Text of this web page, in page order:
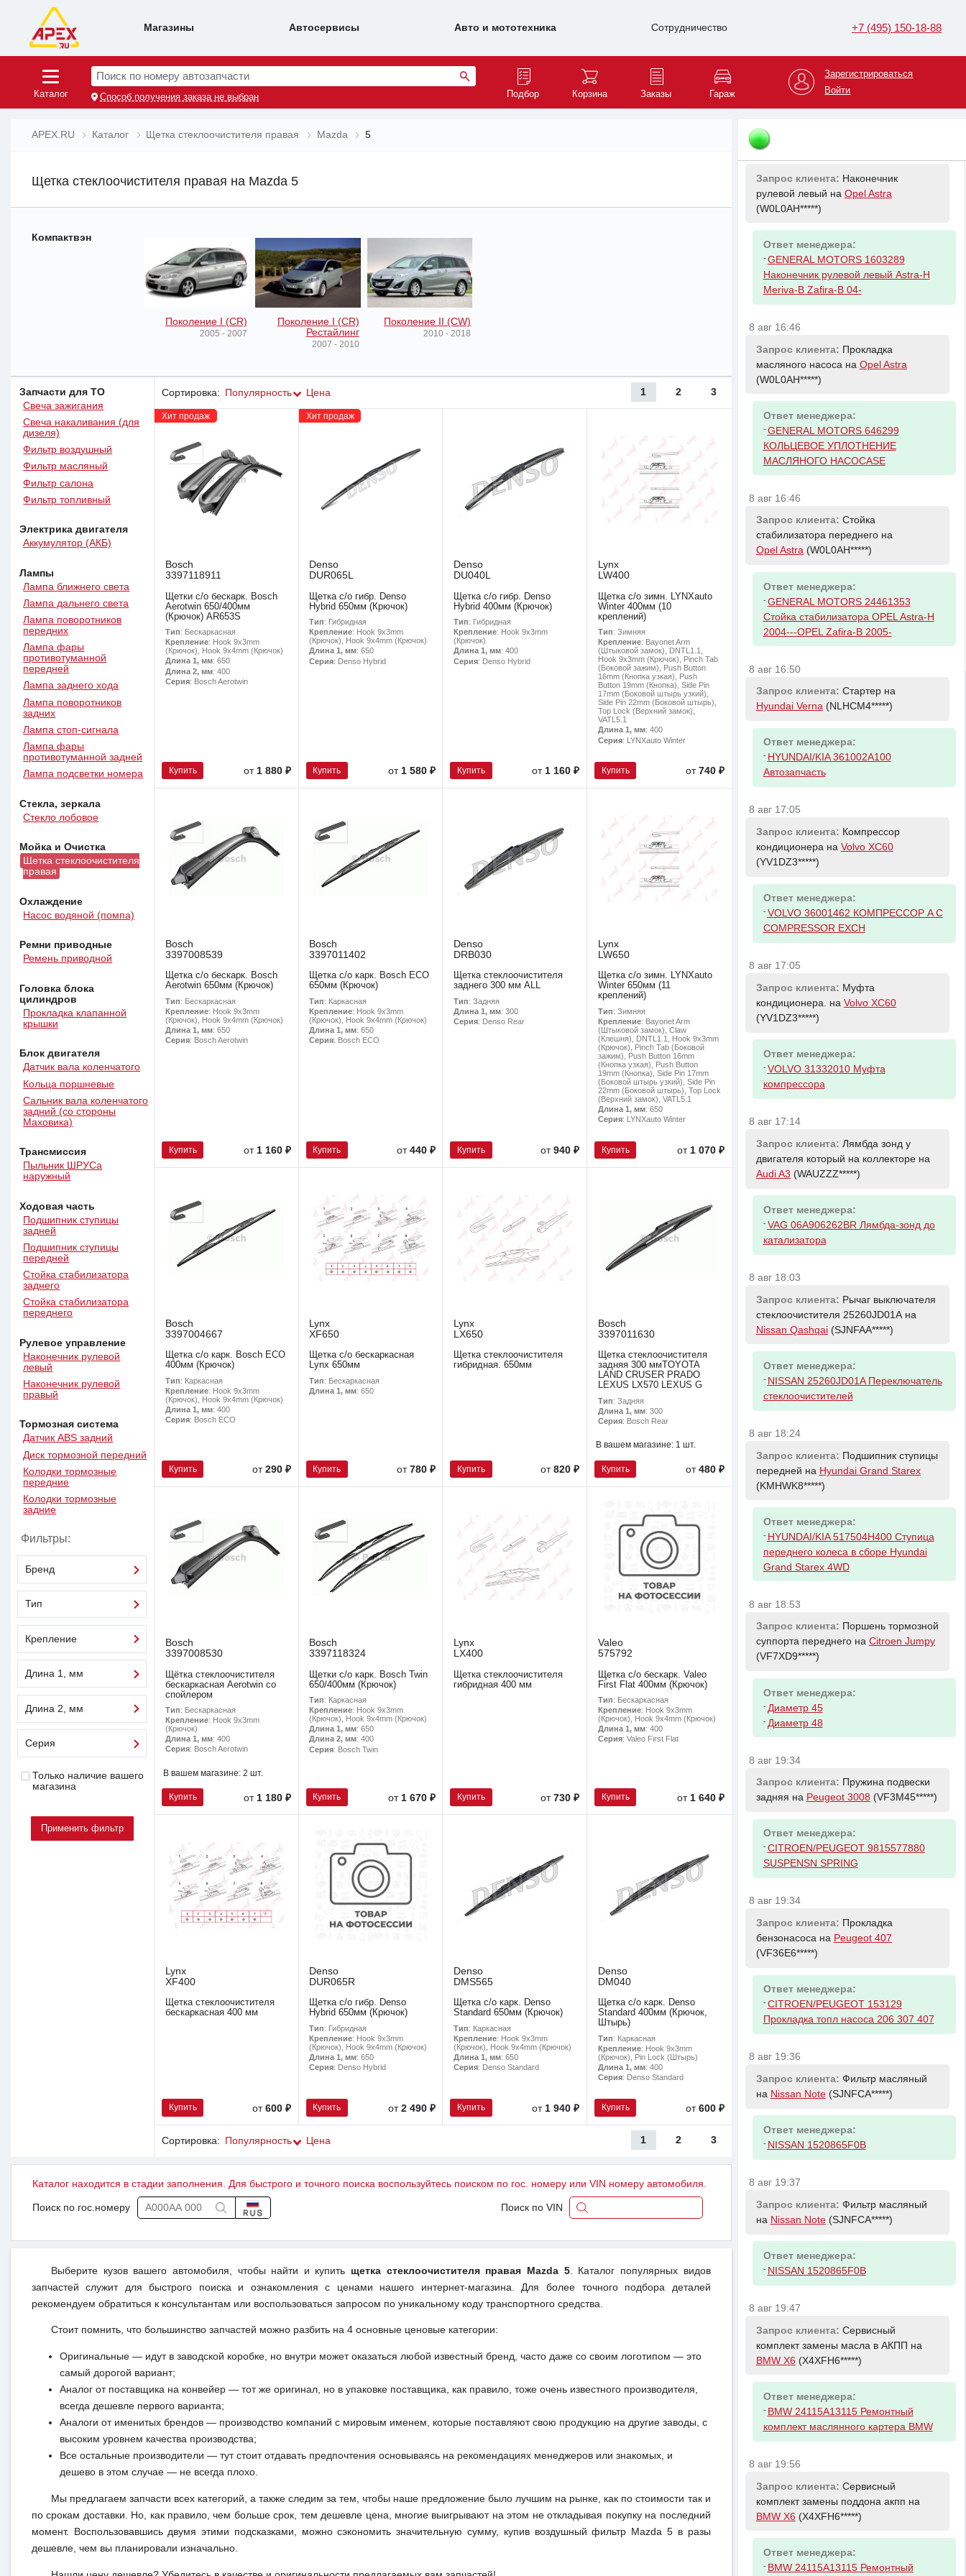
Магазины Автосервисы Авто и мототехника Сотрудничество +7 (495) 150-18-88
Каталог
Поиск по номеру автозапчасти
Способ получения заказа не выбран Подбор Корзина Заказы Гараж
Зарегистрироваться
Войти
APEX.RU Каталог Щетка стеклоочистителя правая Mazda 5
Щетка стеклоочистителя правая на Mazda 5
Компактвэн
Поколение I (CR)
2005 - 2007
Поколение I (CR)
Рестайлинг
2007 - 2010
Поколение II (CW)
2010 - 2018
Запчасти для ТО
Свеча зажигания
Свеча накаливания (для
дизеля)
Фильтр воздушный
Фильтр масляный
Фильтр салона
Фильтр топливный
Электрика двигателя
Аккумулятор (АКБ)
Лампы
Лампа ближнего света
Лампа дальнего света
Лампа поворотников
передних
Лампа фары
противотуманной
передней
Лампа заднего хода
Лампа поворотников
задних
Лампа стоп-сигнала
Лампа фары
противотуманной задней
Лампа подсветки номера
Стекла, зеркала
Стекло лобовое
Мойка и Очистка
Щетка стеклоочистителя
правая
Охлаждение
Насос водяной (помпа)
Ремни приводные
Ремень приводной
Головка блока
цилиндров
Прокладка клапанной
крышки
Блок двигателя
Датчик вала коленчатого
Кольца поршневые
Сальник вала коленчатого
задний (со стороны
Маховика)
Трансмиссия
Пыльник ШРУСа
наружный
Ходовая часть
Подшипник ступицы
задней
Подшипник ступицы
передней
Стойка стабилизатора
заднего
Стойка стабилизатора
переднего
Рулевое управление
Наконечник рулевой
левый
Наконечник рулевой
правый
Тормозная система
Датчик ABS задний
Диск тормозной передний
Колодки тормозные
передние
Колодки тормозные
задние
Фильтры:
Бренд
Тип
Крепление
Длина 1, мм
Длина 2, мм
Серия
Только наличие вашего
магазина
Сортировка: Популярность Цена 1 2 3
Хит продаж
Bosch
3397118911
Щетки с/о бескарк. Bosch
Aerotwin 650/400мм
(Крючок) AR653S
Тип: Бескаркасная
Крепление: Hook 9x3mm
(Крючок), Hook 9x4mm (Крючок)
Длина 1, мм: 650
Длина 2, мм: 400
Серия: Bosch Aerotwin
Купить от1 880 ₽
Хит продаж
Denso
DUR065L
Щетка с/о гибр. Denso
Hybrid 650мм (Крючок)
Тип: Гибридная
Крепление: Hook 9x3mm
(Крючок), Hook 9x4mm (Крючок)
Длина 1, мм: 650
Серия: Denso Hybrid
Купить от 1 580 ₽
Denso
DU040L
Щетка с/о гибр. Denso
Hybrid 400мм (Крючок)
Тип: Гибридная
Крепление: Hook 9x3mm
(Крючок)
Длина 1, мм: 400
Серия: Denso Hybrid
Купить от1 160 ₽
Lynx
LW400
Щетка с/о зимн. LYNXauto
Winter 400мм (10
креплений)
Тип: Зимняя
Крепление: Bayonet Arm
(Штыковой замок), DNTL1.1,
Hook 9x3mm (Крючок), Pinch Tab
(Боковой зажим), Push Button
16mm (Кнопка узкая), Push
Button 19mm (Кнопка), Side Pin
17mm (Боковой штырь узкий),
Side Pin 22mm (Боковой штырь),
Top Lock (Верхний замок),
VATL5.1
Длина 1, мм: 400
Серия: LYNXauto Winter
Купить от 740 ₽
Bosch
3397008539
Щетка с/о бескарк. Bosch
Aerotwin 650мм (Крючок)
Тип: Бескаркасная
Крепление: Hook 9x3mm
(Крючок), Hook 9x4mm (Крючок)
Длина 1, мм: 650
Серия: Bosch Aerotwin
Купить от1 160 ₽
Bosch
3397011402
Щетка с/о карк. Bosch ECO
650мм (Крючок)
Тип: Каркасная
Крепление: Hook 9x3mm
(Крючок), Hook 9x4mm (Крючок)
Длина 1, мм: 650
Серия: Bosch ECO
Купить от 440 ₽
Denso
DRB030
Щетка стеклоочистителя
заднего 300 мм ALL
Тип: Задняя
Длина 1, мм: 300
Серия: Denso Rear
Купить от940 ₽
Lynx
LW650
Щетка с/о зимн. LYNXauto
Winter 650мм (11
креплений)
Тип: Зимняя
Крепление: Bayonet Arm
(Штыковой замок), Claw
(Клешня), DNTL1.1, Hook 9x3mm
(Крючок), Pinch Tab (Боковой
зажим), Push Button 16mm
(Кнопка узкая), Push Button
19mm (Кнопка), Side Pin 17mm
(Боковой штырь узкий), Side Pin
22mm (Боковой штырь), Top Lock
(Верхний замок), VATL5.1
Длина 1, мм: 650
Серия: LYNXauto Winter
Купить от 1 070 ₽
Bosch
3397004667
Щетка с/о карк. Bosch ECO
400мм (Крючок)
Тип: Каркасная
Крепление: Hook 9x3mm
(Крючок), Hook 9x4mm (Крючок)
Длина 1, мм: 400
Серия: Bosch ECO
Купить от290 ₽
Lynx
XF650
Щетка с/о бескаркасная
Lynx 650мм
Тип: Бескаркасная
Длина 1, мм: 650
Купить от 780 ₽
Lynx
LX650
Щетка стеклоочистителя
гибридная. 650мм
Купить от820 ₽
Bosch
3397011630
Щетка стеклоочистителя
задняя 300 ммTOYOTA
LAND CRUSER PRADO
LEXUS LX570 LEXUS G
Тип: Задняя
Длина 1, мм: 300
Серия: Bosch Rear
В вашем магазине: 1 шт.
Купить от 480 ₽
Bosch
3397008530
Щётка стеклоочистителя
бескаркасная Aerotwin со
спойлером
Тип: Бескаркасная
Крепление: Hook 9x3mm
(Крючок)
Длина 1, мм: 400
Серия: Bosch Aerotwin
В вашем магазине: 2 шт.
Купить от 1 180 ₽
Bosch
3397118324
Щетки с/о карк. Bosch Twin
650/400мм (Крючок)
Тип: Каркасная
Крепление: Hook 9x3mm
(Крючок), Hook 9x4mm (Крючок)
Длина 1, мм: 650
Длина 2, мм: 400
Серия: Bosch Twin
Купить от 1 670 ₽
Lynx
LX400
Щетка стеклоочистителя
гибридная 400 мм
Купить от730 ₽
Valeo
575792
Щетка с/о бескарк. Valeo
First Flat 400мм (Крючок)
Тип: Бескаркасная
Крепление: Hook 9x3mm
(Крючок), Hook 9x4mm (Крючок)
Длина 1, мм: 400
Серия: Valeo First Flat
Купить от 1 640 ₽
Lynx
XF400
Щетка стеклоочистителя
бескаркасная 400 мм
Купить от600 ₽
Denso
DUR065R
Щетка с/о гибр. Denso
Hybrid 650мм (Крючок)
Тип: Гибридная
Крепление: Hook 9x3mm
(Крючок), Hook 9x4mm (Крючок)
Длина 1, мм: 650
Серия: Denso Hybrid
Купить от 2 490 ₽
Denso
DMS565
Щетка с/о карк. Denso
Standard 650мм (Крючок)
Тип: Каркасная
Крепление: Hook 9x3mm
(Крючок), Hook 9x4mm (Крючок)
Длина 1, мм: 650
Серия: Denso Standard
Купить от 1 940 ₽
Denso
DM040
Щетка с/о карк. Denso
Standard 400мм (Крючок,
Штырь)
Тип: Каркасная
Крепление: Hook 9x3mm
(Крючок), Pin Lock (Штырь)
Длина 1, мм: 400
Серия: Denso Standard
Купить от 600 ₽
Сортировка: Популярность Цена 1 2 3
Каталог находится в стадии заполнения. Для быстрого и точного поиска воспользуйтесь поиском по гос. номеру или VIN номеру автомобиля.
Поиск по гос.номеру Поиск по VIN
Выберите кузов вашего автомобиля, чтобы найти и купить щетка стеклоочистителя правая Mazda 5. Каталог популярных видов
запчастей служит для быстрого поиска и ознакомления с ценами нашего интернет-магазина. Для более точного подбора деталей
рекомендуем обратиться к консультантам или воспользоваться запросом по уникальному коду транспортного средства.
Стоит помнить, что большинство запчастей можно разбить на 4 основные ценовые категории:
Оригинальные — идут в заводской коробке, но внутри может оказаться любой известный бренд, часто даже со своим логотипом — это
самый дорогой вариант;
Аналог от поставщика на конвейер — тот же оригинал, но в упаковке поставщика, как правило, тоже очень известного производителя,
всегда дешевле первого варианта;
Аналоги от именитых брендов — производство компаний с мировым именем, которые поставляют свою продукцию на другие заводы, с
высоким уровнем качества производства;
Все остальные производители — тут стоит отдавать предпочтения основываясь на рекомендациях менеджеров или знакомых, и
дешево в этом случае — не всегда плохо.
Мы предлагаем запчасти всех категорий, а также следим за тем, чтобы наше предложение было лучшим на рынке, как по стоимости так и
по срокам доставки. Но, как правило, чем больше срок, тем дешевле цена, многие выигрывают на этом не откладывая покупку на последний
момент. Воспользовавшись двумя этими подсказками, можно сэкономить значительную сумму, купив воздушный фильтр Mazda 5 в разы
дешевле, чем вы планировали изначально.
Opel Astra
Ответ менеджера:
GENERAL MOTORS 1603288 НАБОР
Запрос клиента: Наконечник
рулевой левый на Opel Astra
(W0L0AH*****)
Ответ менеджера:
- GENERAL MOTORS 1603289
Наконечник рулевой левый Astra-H
Meriva-B Zafira-B 04-
8 авг 16:46
Запрос клиента: Прокладка
масляного насоса на Opel Astra
(W0L0AH*****)
Ответ менеджера:
- GENERAL MOTORS 646299
КОЛЬЦЕВОЕ УПЛОТНЕНИЕ
МАСЛЯНОГО НАСОСАSE
8 авг 16:46
Запрос клиента: Стойка
стабилизатора переднего на
Opel Astra(W0L0AH*****)
Ответ менеджера:
- GENERAL MOTORS 24461353
Стойка стабилизатора OPEL Astra-H
2004---OPEL Zafira-B 2005-
8 авг 16:50
Запрос клиента: Стартер на
Hyundai Verna(NLHCM4*****)
Ответ менеджера:
- HYUNDAI/KIA 361002A100
Автозапчасть
8 авг 17:05
Запрос клиента: Компрессор
кондиционера на Volvo XC60
(YV1DZ3*****)
Ответ менеджера:
- VOLVO 36001462 КОМПРЕССОР A C
COMPRESSOR EXCH
8 авг 17:05
Запрос клиента: Муфта
кондиционера. на Volvo XC60
(YV1DZ3*****)
Ответ менеджера:
- VOLVO 31332010 Муфта
компрессора
8 авг 17:14
Запрос клиента: Лямбда зонд у
двигателя который на коллекторе на
Audi A3 (WAUZZZ*****)
Ответ менеджера:
- VAG 06A906262BR Лямбда-зонд до
катализатора
8 авг 18:03
Запрос клиента: Рычаг выключателя
стеклоочистителя 25260JD01А на
Nissan Qashqai(SJNFAA*****)
Ответ менеджера:
- NISSAN 25260JD01A Переключатель
стеклоочистителей
8 авг 18:24
Запрос клиента: Подшипник ступицы
передней на Hyundai Grand Starex
(KMHWK8*****)
Ответ менеджера:
- HYUNDAI/KIA 517504H400 Ступица
переднего колеса в сборе Hyundai
Grand Starex 4WD
8 авг 18:53
Запрос клиента: Поршень тормозной
суппорта переднего на Citroen Jumpy
(VF7XD9*****)
Ответ менеджера:
- Диаметр 45
- Диаметр 48
8 авг 19:34
Запрос клиента: Пружина подвески
задняя на Peugeot 3008 (VF3M45*****)
Ответ менеджера:
- CITROEN/PEUGEOT 9815577880
SUSPENSN SPRING
8 авг 19:34
Запрос клиента: Прокладка
бензонасоса на Peugeot 407
(VF36E6*****)
Ответ менеджера:
- CITROEN/PEUGEOT 153129
Прокладка топл насоса 206 307 407
8 авг 19:36
Запрос клиента: Фильтр масляный
на Nissan Note(SJNFCA*****)
Ответ менеджера:
- NISSAN 1520865F0B
8 авг 19:37
Запрос клиента: Фильтр масляный
на Nissan Note(SJNFCA*****)
Ответ менеджера:
- NISSAN 1520865F0B
8 авг 19:47
Запрос клиента: Сервисный
комплект замены масла в АКПП на
BMW X6(X4XFH6*****)
Ответ менеджера:
- BMW 24115A13115 Ремонтный
комплект маслянного картера BMW
8 авг 19:56
Запрос клиента: Сервисный
комплект замены поддона акпп на
BMW X6(X4XFH6*****)
Ответ менеджера:
- BMW 24115A13115 Ремонтный